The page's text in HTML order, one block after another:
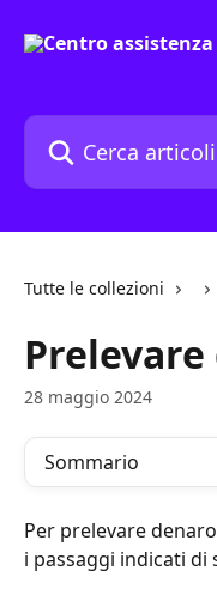
Cerca articoli…
Tutte le collezioni
Prelevare
28 maggio 2024
Sommario
Per prelevare
i passaggi indicati di